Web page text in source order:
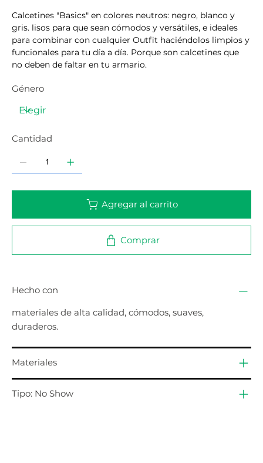
Calcetines "Basics" en colores neutros: negro, blanco y
gris. lisos para que sean cómodos y versátiles, e ideales
para combinar con cualquier Outfit haciéndolos limpios y
funcionales para tu día a día. Porque son calcetines que
no deben de faltar en tu armario.
Género
Cantidad
Agregar al carrito
Comprar
Hecho con
materiales de alta calidad, cómodos, suaves,
duraderos.
Materiales
Tipo: No Show